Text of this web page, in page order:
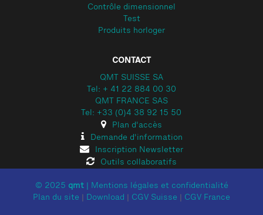
Contrôle dimensionnel
Test
Produits horloger
CONTACT
QMT SUISSE SA
Tel: + 41 22 884 00 30
QMT FRANCE SAS
Tel: +33 (0)4 38 92 15 50
Plan d'accès
Demande d'information
Inscription Newsletter
Outils collaboratifs
© 2025 qmt
Mentions légales et confidentialité
Plan du site
Download CGV Suisse CGV France